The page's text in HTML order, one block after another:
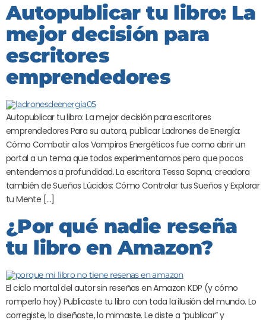
Autopublicar tu libro: La
mejor decisión para
escritores
emprendedores
Autopublicar tu libro: La mejor decisión para escritores
emprendedores Para su autora, publicar Ladrones de Energía:
Cómo Combatir a los Vampiros Energéticos fue como abrir un
portal a un tema que todos experimentamos pero que pocos
entendemos a profundidad. La escritora Tessa Sapna, creadora
también de Sueños Lúcidos: Cómo Controlar tus Sueños y Explorar
tu Mente […]
¿Por qué nadie reseña
tu libro en Amazon?
El ciclo mortal del autor sin reseñas en Amazon KDP (y cómo
romperlo hoy) Publicaste tu libro con toda la ilusión del mundo. Lo
corregiste, lo diseñaste, lo mimaste. Le diste a “publicar” y